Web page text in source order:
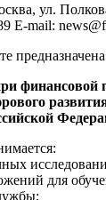
ул.
E-mail:
финансовой
для